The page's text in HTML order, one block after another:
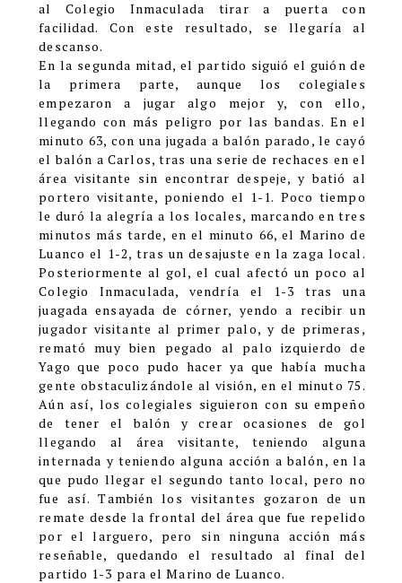
al Colegio Inmaculada tirar a puerta con
facilidad. Con este resultado, se llegaría al
descanso.
En la segunda mitad, el partido siguió el guión de
la primera parte, aunque los colegiales
empezaron a jugar algo mejor y, con ello,
llegando con más peligro por las bandas. En el
minuto 63, con una jugada a balón parado, le cayó
el balón a Carlos, tras una serie de rechaces en el
área visitante sin encontrar despeje, y batió al
portero visitante, poniendo el 1-1. Poco tiempo
le duró la alegría a los locales, marcando en tres
minutos más tarde, en el minuto 66, el Marino de
Luanco el 1-2, tras un desajuste en la zaga local.
Posteriormente al gol, el cual afectó un poco al
Colegio Inmaculada, vendría el 1-3 tras una
juagada ensayada de córner, yendo a recibir un
jugador visitante al primer palo, y de primeras,
remató muy bien pegado al palo izquierdo de
Yago que poco pudo hacer ya que había mucha
gente obstaculizándole al visión, en el minuto 75.
Aún así, los colegiales siguieron con su empeño
de tener el balón y crear ocasiones de gol
llegando al área visitante, teniendo alguna
internada y teniendo alguna acción a balón, en la
que pudo llegar el segundo tanto local, pero no
fue así. También los visitantes gozaron de un
remate desde la frontal del área que fue repelido
por el larguero, pero sin ninguna acción más
reseñable, quedando el resultado al final del
partido 1-3 para el Marino de Luanco.